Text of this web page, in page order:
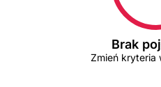
Brak
Zmień kryteria